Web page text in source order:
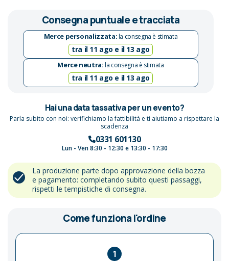
Consegna puntuale e tracciata
Merce personalizzata:la consegna è stimata
tra il 11 ago e il 13 ago
Merce neutra:la consegna è stimata
tra il 11 ago e il 13 ago
Hai una data tassativa per un evento?
Parla subito con noi: verifichiamo la fattibilità e ti aiutiamo a rispettare la
scadenza
0331 601130
Lun - Ven 8:30 - 12:30 e 13:30 - 17:30
La produzione parte dopo approvazione della bozza
e pagamento: completando subito questi passaggi,
rispetti le tempistiche di consegna.
Come funziona l'ordine
1